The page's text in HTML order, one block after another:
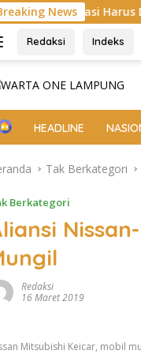
News
Dekat dengan Rakyat
Redaksi Indeks
H
e
HEADLINE
Tak Berkategori
Berkategori
Redaksi
16 Maret 2019
Mitsubishi Keicar, mobil